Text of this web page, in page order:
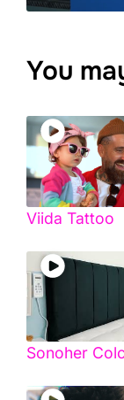
You
Viida Tattoo
Sonoher